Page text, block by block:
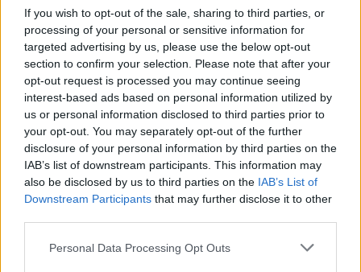
If you wish to opt-out of the sale, sharing to third parties, or
processing of your personal or sensitive information for
targeted advertising by us, please use the below opt-out
section to confirm your selection. Please note that after your
opt-out request is processed you may continue seeing
interest-based ads based on personal information utilized by
us or personal information disclosed to third parties prior to
your opt-out. You may separately opt-out of the further
disclosure of your personal information by third parties on the
IAB’s list of downstream participants. This information may
also be disclosed by us to third parties on the IAB’s List of
Downstream Participants that may further disclose it to other
Please note that this website/app uses one or more Google
Personal Data Processing Opt Outs
μεθόδων εξ αποστάσεως εκπαίδευσης.
Προδιαγραφές υποδομών ψηφιακής
τεχνολογίας των Α.Ε.Ι. και λοιπές
προϋποθέσεις.
Περιεχόμενο του Κανονισμού
προγραμμάτων μεταπτυχιακών και
διδακτορικών σπουδών για εξ
αποστάσεως Προγράμματα
Μεταπτυχιακών Σπουδών.
Εξ αποστάσεως εξέταση και αξιολόγηση
των φοιτητών.
Πιστοποίηση των Π.Μ.Σ. που